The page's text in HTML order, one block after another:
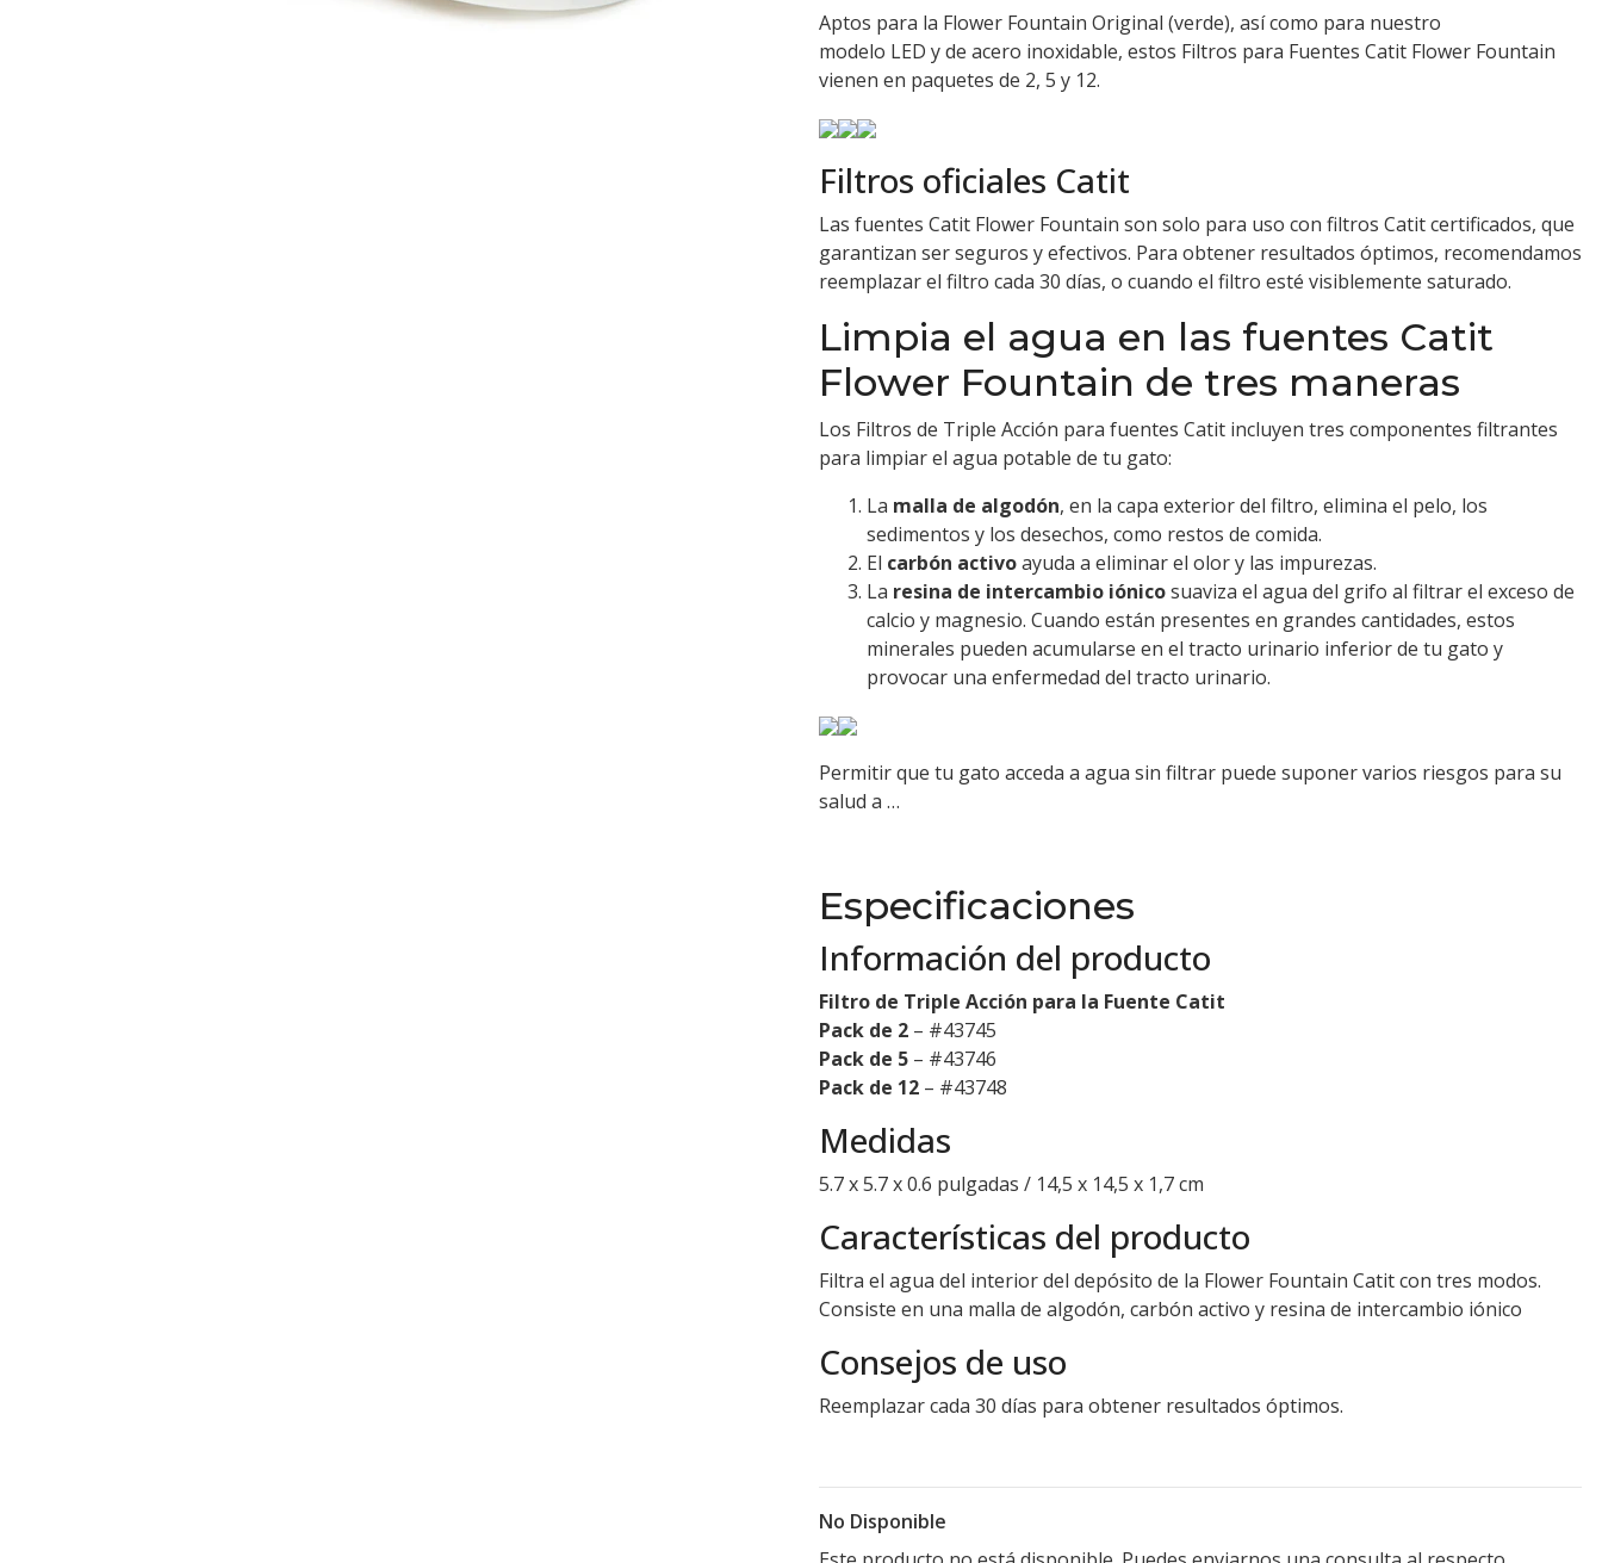
Aptos para la Flower Fountain Original (verde), así como para nuestro
modelo LED yde acero inoxidable, estos Filtros para Fuentes Catit Flower Fountain
vienen en paquetes de 2, 5 y 12.
Filtros oficiales Catit
Las fuentes Catit Flower Fountain son solo para uso con filtros Catit certificados, que
garantizan ser seguros y efectivos. Para obtener resultados óptimos, recomendamos
reemplazar el filtro cada 30 días, o cuando el filtro esté visiblemente saturado.
Limpia el agua en las fuentes Catit
Flower Fountain de tres maneras
Los Filtros de Triple Acción para fuentes Catit incluyen tres componentes filtrantes
para limpiar el agua potable de tu gato:
La malla de algodón, en la capa exterior del filtro, elimina el pelo, los
sedimentos y los desechos, como restos de comida.
El carbón activoayuda a eliminar el olor y las impurezas.
La resina de intercambio iónicosuaviza el agua del grifo al filtrar el exceso de
calcio y magnesio. Cuando están presentes en grandes cantidades, estos
minerales pueden acumularse en el tracto urinario inferior de tu gato y
provocar una enfermedad del tracto urinario.
Permitir que tu gato acceda a agua sin filtrar puede suponer varios riesgos para su
salud a …
Especificaciones
Información del producto
Filtro de Triple Acción para la Fuente Catit
Pack de 2 – #43745
Pack de 5 – #43746
Pack de 12 – #43748
Medidas
5.7 x 5.7 x 0.6 pulgadas / 14,5 x 14,5 x 1,7 cm
Características del producto
Filtra el agua del interior del depósito de la Flower Fountain Catit con tres modos.
Consiste en una malla de algodón, carbón activo y resina de intercambio iónico
Consejos de uso
Reemplazar cada 30 días para obtener resultados óptimos.
No Disponible